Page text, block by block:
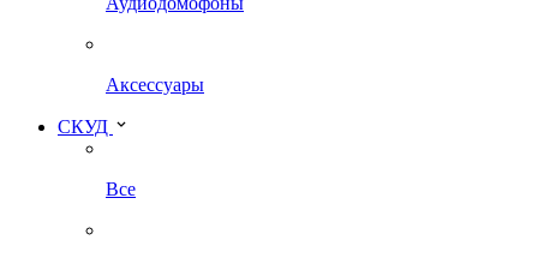
Аксессуары
СКУД
Все